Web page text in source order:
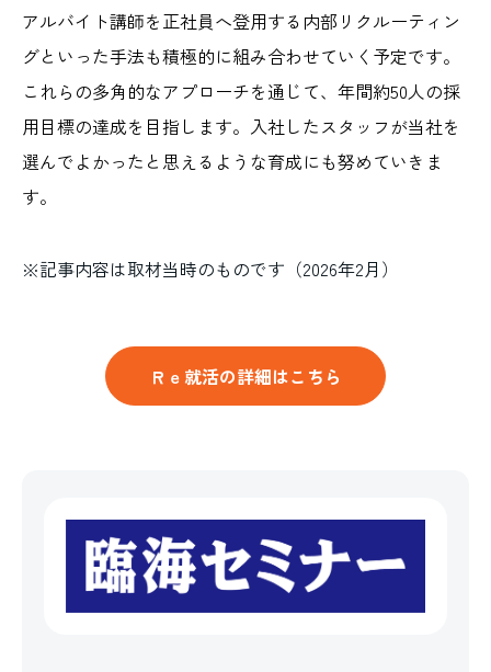
アルバイト講師を正社員へ登用する内部リクルーティン
グといった手法も積極的に組み合わせていく予定です。
これらの多角的なアプローチを通じて、年間約50人の採
用目標の達成を目指します。入社したスタッフが当社を
選んでよかったと思えるような育成にも努めていきま
す。
※記事内容は取材当時のものです（2026年2月）
Ｒｅ就活の詳細はこちら